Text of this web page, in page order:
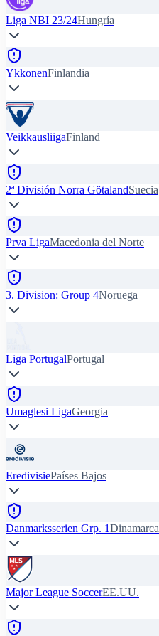
Liga NBI 23/24Hungría
YkkonenFinlandia
VeikkausliigaFinland
2ª División Norra GötalandSuecia
Prva LigaMacedonia del Norte
3. Division: Group 4Noruega
Liga PortugalPortugal
Umaglesi LigaGeorgia
EredivisiePaíses Bajos
Danmarksserien Grp. 1Dinamarca
Major League SoccerEE.UU.